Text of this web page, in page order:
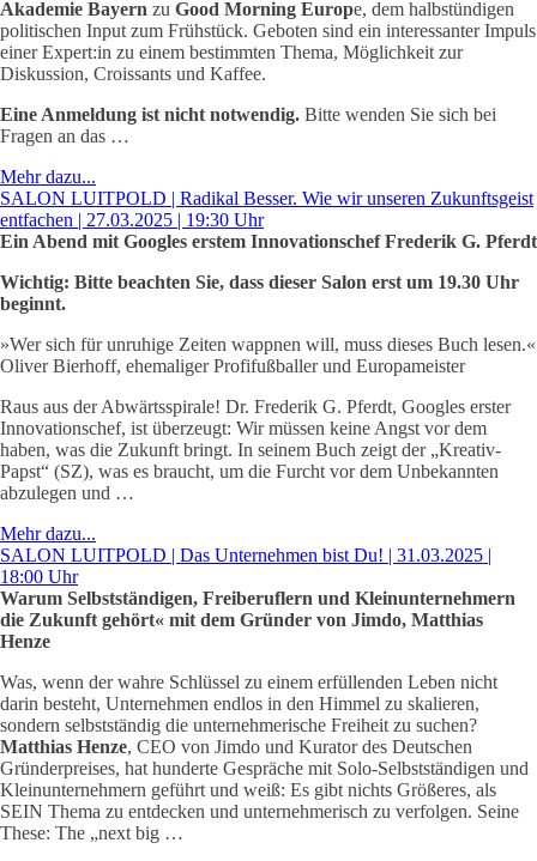
Akademie Bayern zu Good Morning Europe, dem halbstündigen
politischen Input zum Frühstück. Geboten sind ein interessanter Impuls
einer Expert:in zu einem bestimmten Thema, Möglichkeit zur
Diskussion, Croissants und Kaffee.
Eine Anmeldung ist nicht notwendig. Bitte wenden Sie sich bei
Fragen an das …
Mehr dazu...
SALON LUITPOLD | Radikal Besser. Wie wir unseren Zukunftsgeist
entfachen | 27.03.2025 | 19:30 Uhr
Ein Abend mit Googles erstem Innovationschef Frederik G. Pferdt
Wichtig: Bitte beachten Sie, dass dieser Salon erst um 19.30 Uhr
beginnt.
»Wer sich für unruhige Zeiten wappnen will, muss dieses Buch lesen.«
Oliver Bierhoff, ehemaliger Profifußballer und Europameister
Raus aus der Abwärtsspirale! Dr. Frederik G. Pferdt, Googles erster
Innovationschef, ist überzeugt: Wir müssen keine Angst vor dem
haben, was die Zukunft bringt. In seinem Buch zeigt der „Kreativ-
Papst“ (SZ), was es braucht, um die Furcht vor dem Unbekannten
abzulegen und …
Mehr dazu...
SALON LUITPOLD | Das Unternehmen bist Du! | 31.03.2025 |
18:00 Uhr
Warum Selbstständigen, Freiberuflern und Kleinunternehmern
die Zukunft gehört« mit dem Gründer von Jimdo, Matthias
Henze
Was, wenn der wahre Schlüssel zu einem erfüllenden Leben nicht
darin besteht, Unternehmen endlos in den Himmel zu skalieren,
sondern selbstständig die unternehmerische Freiheit zu suchen?
Matthias Henze, CEO von Jimdo und Kurator des Deutschen
Gründerpreises, hat hunderte Gespräche mit Solo-Selbstständigen und
Kleinunternehmern geführt und weiß: Es gibt nichts Größeres, als
SEIN Thema zu entdecken und unternehmerisch zu verfolgen. Seine
These: The „next big …